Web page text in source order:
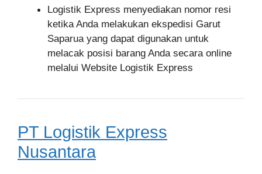
Logistik Express menyediakan nomor resi
ketika Anda melakukan ekspedisi Garut
Saparua yang dapat digunakan untuk
melacak posisi barang Anda secara online
melalui Website Logistik Express
PT Logistik Express
Nusantara